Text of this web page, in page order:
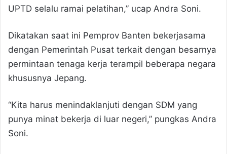
UPTD selalu ramai pelatihan,” ucap Andra Soni.
Dikatakan saat ini Pemprov Banten bekerjasama
dengan Pemerintah Pusat terkait dengan besarnya
permintaan tenaga kerja terampil beberapa negara
khususnya Jepang.
“Kita harus menindaklanjuti dengan SDM yang
punya minat bekerja di luar negeri,” pungkas Andra
Soni.